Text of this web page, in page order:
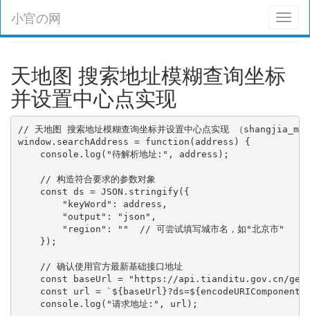
小官の网
天地图 搜索地址模糊查询坐标
并设置中心点实现
// 天地图 搜索地址模糊查询坐标并设置中心点实现 （
window.searchAddress = function(address) {
console.log("待解析地址:", address);
// 构造符合要求的参数对象
const ds = JSON.stringify({
"keyWord": address,
"output": "json",
"region": ""  // 可尝试填写城市名，如"北京市"
});
// 确认使用官方最新基础接口地址
const baseUrl = "https://api.tianditu.gov.cn/
const url =
console.log("请求地址:", url);